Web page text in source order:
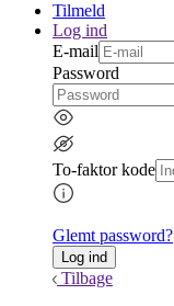
Tilmeld
Log ind
E-mail
Password
To-faktor kode
Glemt password?
Tilbage